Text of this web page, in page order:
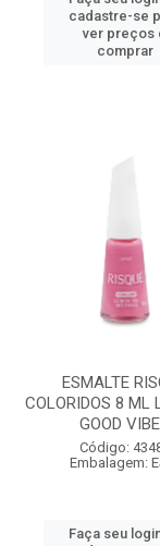
cadastre-se
ver preços
comprar
ESMALTE
COLORIDOS 8 ML
GOOD
Código:
Embalagem:
Faça seu